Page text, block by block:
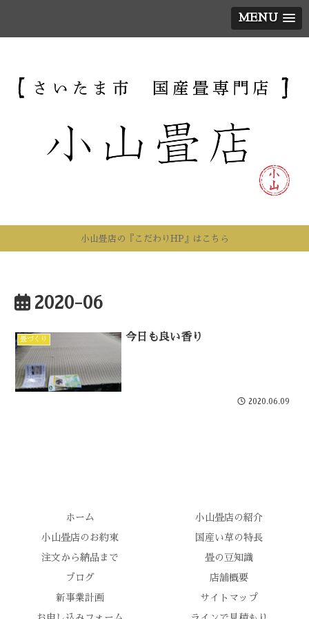
MENU
小山畳店の『こだわりHP』はこちら
2020-06
畳づくり 今日も良い香り
2020.06.09
ホーム 小山畳店の紹介
小山畳店のお約束 国産い草の特長
注文から納品まで 畳の豆知識
ブログ 店舗概要
新事業計画 サイトマップ